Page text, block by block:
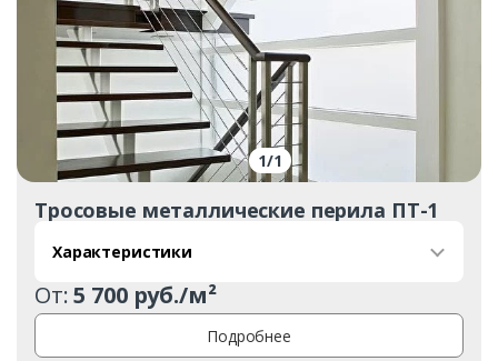
1/1
Тросовые металлические перила ПТ-1
Характеристики
От:5 700 руб./м²
Подробнее